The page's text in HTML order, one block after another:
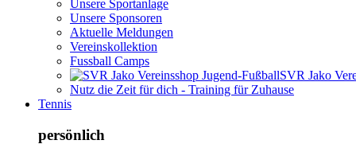
Unsere Sportanlage
Unsere Sponsoren
Aktuelle Meldungen
Vereinskollektion
Fussball Camps
SVR Jako
Nutz die Zeit für dich - Training für Zuhause
Tennis
persönlich